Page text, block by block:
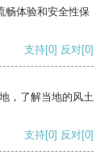
畅体验和安全性保
支持[0] 反对[0]
，了解当地的风土
支持[0] 反对[0]